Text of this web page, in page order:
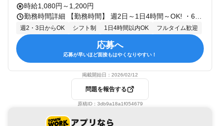
時給1,080円～1,200円
週2・3日からOK シフト制 1日4時間以内OK フルタイム歓迎
応募へ
応募が早いほど面接もはやくなりやすい！
掲載開始日： 2026/02/12
問題を報告する
原稿ID： 3db9a18a1f054679